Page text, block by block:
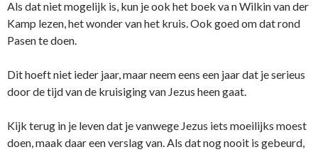
Als dat niet mogelijk is, kun je ook het boek va n Wilkin van der
Kamp lezen, het wonder van het kruis. Ook goed om dat rond
Pasen te doen.
Dit hoeft niet ieder jaar, maar neem eens een jaar dat je serieus
door de tijd van de kruisiging van Jezus heen gaat.
Kijk terug in je leven dat je vanwege Jezus iets moeilijks moest
doen, maak daar een verslag van. Als dat nog nooit is gebeurd,